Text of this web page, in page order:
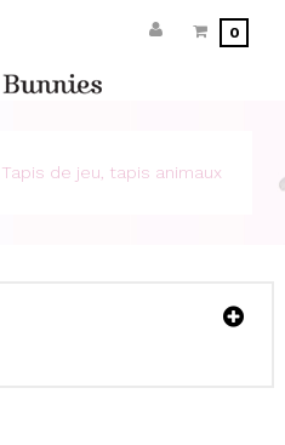
0
Tapis de jeu, tapis animaux